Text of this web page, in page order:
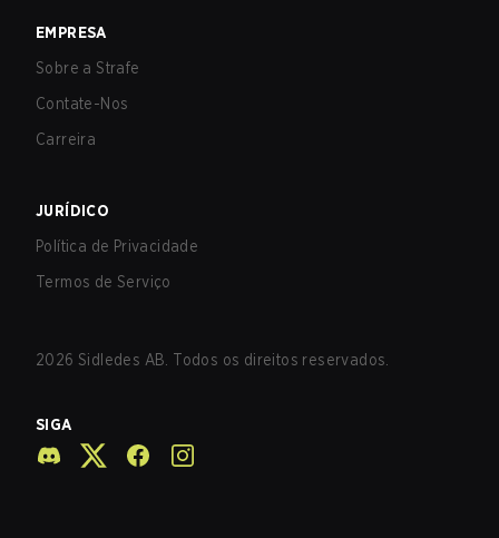
EMPRESA
Sobre a Strafe
Contate-Nos
Carreira
JURÍDICO
Política de Privacidade
Termos de Serviço
2026 Sidledes AB. Todos os direitos reservados.
SIGA